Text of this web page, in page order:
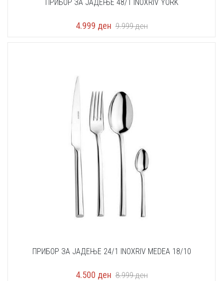
ПРИБОР ЗА ЈАДЕЊЕ 48/1 INOXRIV YORK
4.999 ден 9.999ден
ПРИБОР ЗА ЈАДЕЊЕ 24/1 INOXRIV MEDEA 18/10
4.500 ден 8.999ден